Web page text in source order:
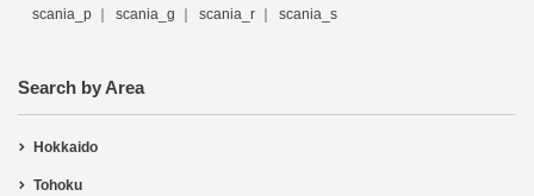
scania_p
scania_g scania_r scania_s
Search by Area
Hokkaido
Tohoku